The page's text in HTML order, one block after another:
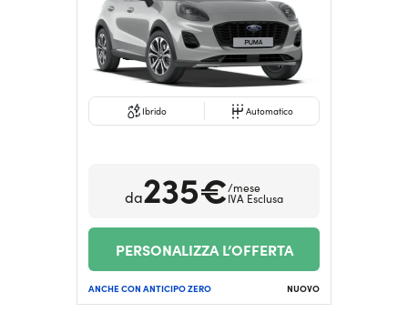
Ibrido Automatico
da235€/mese
IVA Esclusa
PERSONALIZZA L’OFFERTA
ANCHE CON ANTICIPO ZERO NUOVO